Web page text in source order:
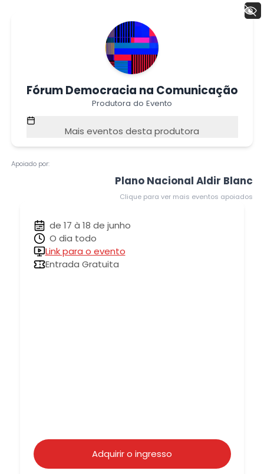
Fórum Democracia na Comunicação
Produtora do Evento
Mais eventos desta produtora
Apoiado por:
Plano Nacional Aldir Blanc
Clique para ver mais eventos apoiados
de 17 à 18 de junho
O dia todo
Link para o evento
Entrada Gratuita
Adquirir o ingresso